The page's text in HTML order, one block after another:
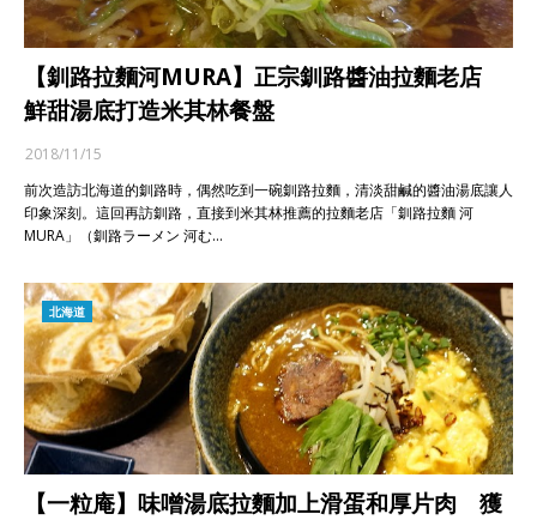
【釧路拉麵河MURA】正宗釧路醬油拉麵老店
鮮甜湯底打造米其林餐盤
2018/11/15
前次造訪北海道的釧路時，偶然吃到一碗釧路拉麵，清淡甜鹹的醬油湯底讓人
印象深刻。這回再訪釧路，直接到米其林推薦的拉麵老店「釧路拉麵 河
MURA」（釧路ラーメン 河む…
北海道
【一粒庵】味噌湯底拉麵加上滑蛋和厚片肉 獲